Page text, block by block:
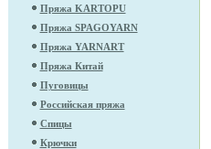
Пряжа KARTOPU
Пряжа SPAGOYARN
Пряжа YARNART
Пряжа Китай
Пуговицы
Российская пряжа
Спицы
Крючки